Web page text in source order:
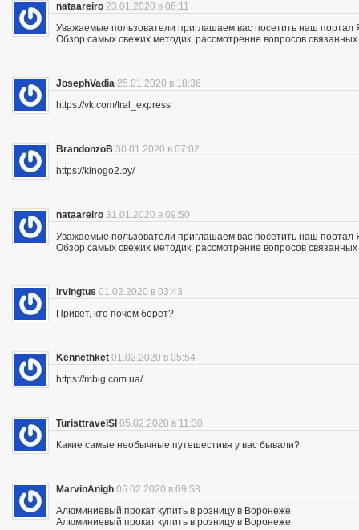
nataareiro 23.01.2020 в 06:11
Уважаемые пользователи приглашаем вас посетить наш портал
Обзор самых свежих методик, рассмотрение вопросов
JosephVadia 25.01.2020 в 18:36
https://vk.com/tral_express
BrandonzoB 30.01.2020 в 07:02
https://kinogo2.by/
nataareiro 31.01.2020 в 09:50
Уважаемые пользователи приглашаем вас посетить наш портал
Обзор самых свежих методик, рассмотрение вопросов
Irvingtus 01.02.2020 в 03:43
Привет, кто почем берет?
Kennethket 01.02.2020 в 05:54
https://mbig.com.ua/
TuristtravelSl 05.02.2020 в 11:30
Какие самые необычные путешестивя у вас бывали?
MarvinAnigh 06.02.2020 в 09:58
Алюминиевый прокат купить в розницу в Воронеже
Алюминиевый прокат купить в розницу в Воронеже